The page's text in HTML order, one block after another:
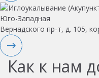
Юго-Западная
Вернадского пр-т, д. 105,
Как к нам